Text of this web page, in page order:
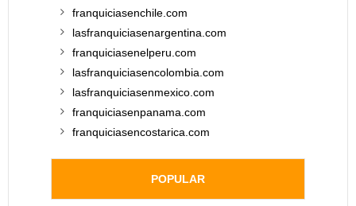
franquiciasenchile.com
lasfranquiciasenargentina.com
franquiciasenelperu.com
lasfranquiciasencolombia.com
lasfranquiciasenmexico.com
franquiciasenpanama.com
franquiciasencostarica.com
POPULAR